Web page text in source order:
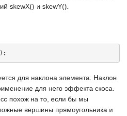
skewX() и skewY()
);
для наклона элемента. Наклон
для него эффекта скоса.
похож на то, если бы мы
вершины прямоугольника и